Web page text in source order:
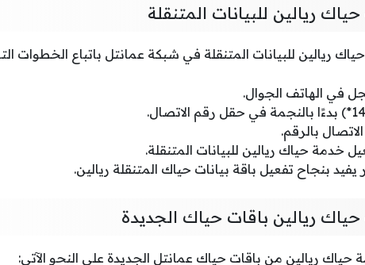
ريالين للبيانات المتنقلة
ريالين للبيانات المتنقلة في شبكة عمانتل باتباع الخطوات
في الهاتف الجوال.
بالرقم.
خدمة حياك ريالين للبيانات المتنقلة.
بنجاح تفعيل باقة بيانات حياك المتنقلة ريالين.
ريالين باقات حياك الجديدة
ريالين من باقات حياك عمانتل الجديدة على النحو الآتي: